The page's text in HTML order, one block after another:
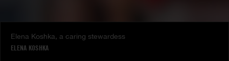
Elena Koshka, a caring stewardess
ELENA KOSHKA